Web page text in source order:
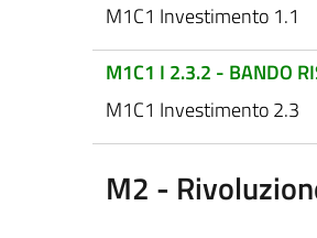
M1C1 Investimento 1.1
M1C1 I 2.3.2 - BANDO
M1C1 Investimento 2.3
M2 -